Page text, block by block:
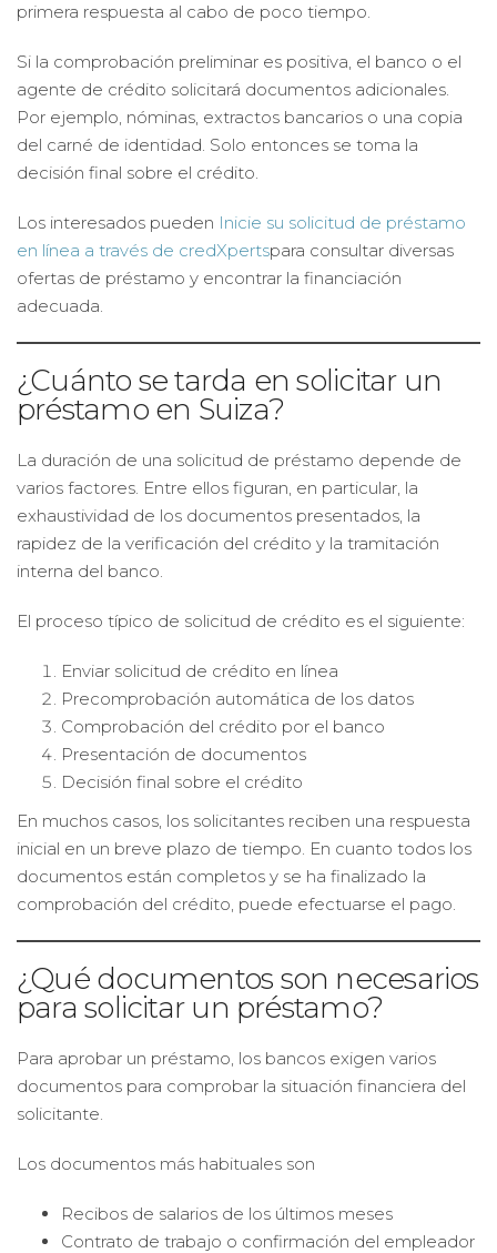
primera respuesta al cabo de poco tiempo.
Si la comprobación preliminar es positiva, el banco o el
agente de crédito solicitará documentos adicionales.
Por ejemplo, nóminas, extractos bancarios o una copia
del carné de identidad. Solo entonces se toma la
decisión final sobre el crédito.
Los interesados pueden Inicie su solicitud de préstamo
en línea a través de credXpertspara consultar diversas
ofertas de préstamo y encontrar la financiación
adecuada.
¿Cuánto se tarda en solicitar un
préstamo en Suiza?
La duración de una solicitud de préstamo depende de
varios factores. Entre ellos figuran, en particular, la
exhaustividad de los documentos presentados, la
rapidez de la verificación del crédito y la tramitación
interna del banco.
El proceso típico de solicitud de crédito es el siguiente:
Enviar solicitud de crédito en línea
Precomprobación automática de los datos
Comprobación del crédito por el banco
Presentación de documentos
Decisión final sobre el crédito
En muchos casos, los solicitantes reciben una respuesta
inicial en un breve plazo de tiempo. En cuanto todos los
documentos están completos y se ha finalizado la
comprobación del crédito, puede efectuarse el pago.
¿Qué documentos son necesarios
para solicitar un préstamo?
Para aprobar un préstamo, los bancos exigen varios
documentos para comprobar la situación financiera del
solicitante.
Los documentos más habituales son
Recibos de salarios de los últimos meses
Contrato de trabajo o confirmación del empleador